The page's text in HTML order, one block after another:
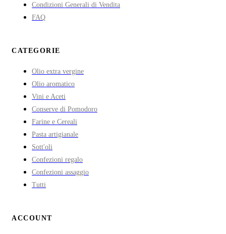
Condizioni Generali di Vendita
FAQ
CATEGORIE
Olio extra vergine
Olio aromatico
Vini e Aceti
Conserve di Pomodoro
Farine e Cereali
Pasta artigianale
Sott'oli
Confezioni regalo
Confezioni assaggio
Tutti
ACCOUNT